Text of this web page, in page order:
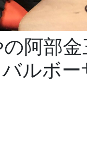
阿部金
ルボー